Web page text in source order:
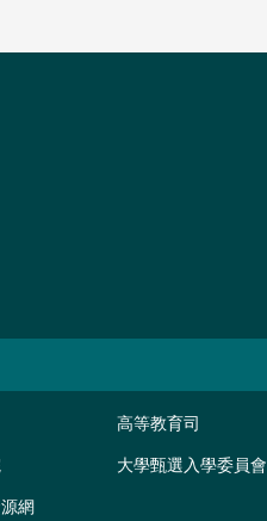
高等教育司
大學甄選入學委員會
網